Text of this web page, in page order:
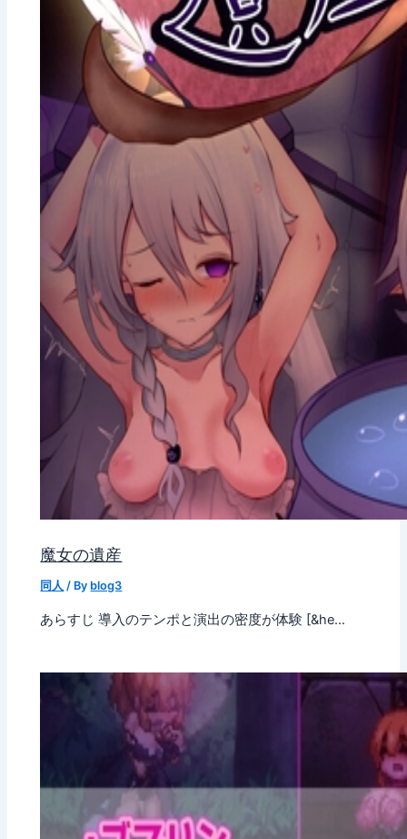
魔女の遺産
同人 / By blog3
あらすじ 導入のテンポと演出の密度が体験 [&he…